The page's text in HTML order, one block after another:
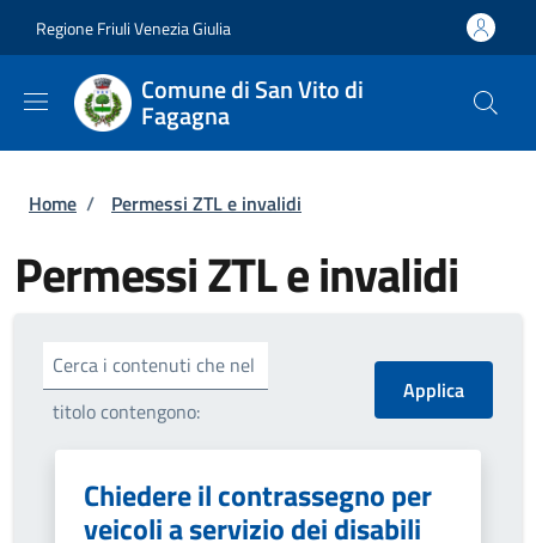
Regione Friuli Venezia Giulia
Comune di San Vito di
Fagagna
Briciole di pane
Home / Permessi ZTL e invalidi
Permessi ZTL e invalidi
Cerca i contenuti che nel
titolo contengono:
Chiedere il contrassegno per
veicoli a servizio dei disabili